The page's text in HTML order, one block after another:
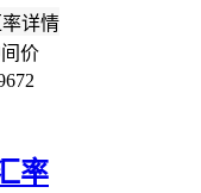
详情
价
率